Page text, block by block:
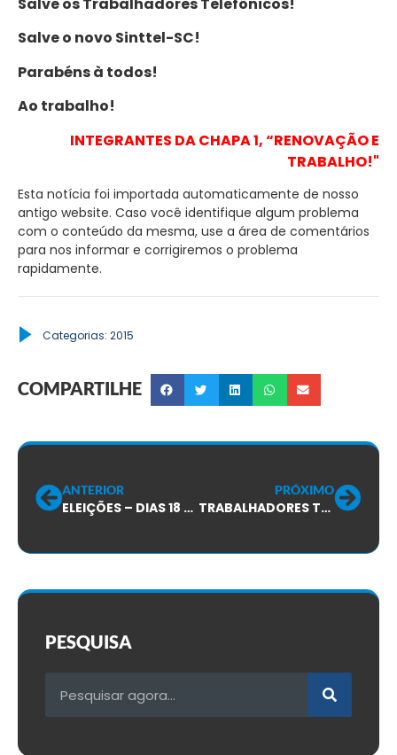
Salve o novo Sinttel-SC!
Parabéns à todos!
Ao trabalho!
INTEGRANTES DA CHAPA 1, “RENOVAÇÃO E
TRABALHO!"
Esta notícia foi importada automaticamente de nosso
antigo website. Caso você identifique algum problema
com o conteúdo da mesma, use a área de comentários
para nos informar e corrigiremos o problema
rapidamente.
Categorias: 2015
COMPARTILHE
ANTERIOR
ELEIÇÕES – DIAS 18 E 19 – NO SINDICATO MARCA GRANDE PARTICIPAÇÃO DA CATEGORIA TELEFÔNICA EM TODO O ESTADO!
PRÓXIMO
TRABALHADORES TELEFÔNICOS ESPERAM MELHORES SALÁRIOS E CONDIÇÕES DE TRABALHO!
PESQUISA